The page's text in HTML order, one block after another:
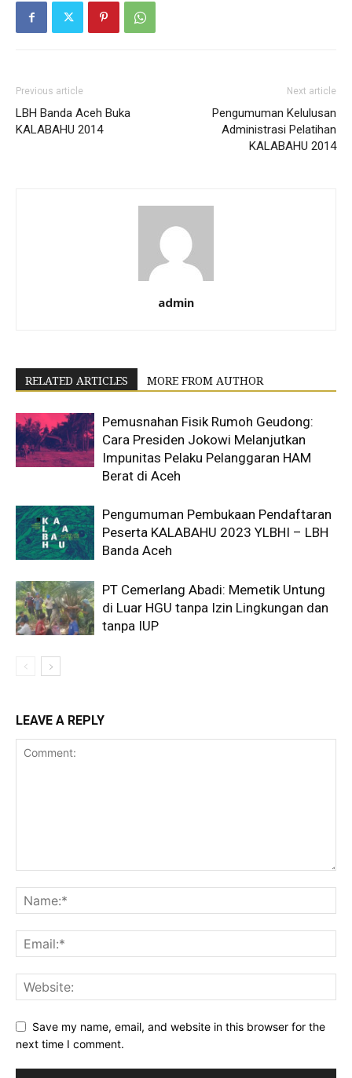
Previous article
LBH Banda Aceh Buka
KALABAHU 2014
Next article
Pengumuman Kelulusan
Administrasi Pelatihan
KALABAHU 2014
admin
RELATED ARTICLES MORE FROM AUTHOR
Pemusnahan Fisik Rumoh Geudong:
Cara Presiden Jokowi Melanjutkan
Impunitas Pelaku Pelanggaran HAM
Berat di Aceh
Pengumuman Pembukaan Pendaftaran
Peserta KALABAHU 2023 YLBHI – LBH
Banda Aceh
PT Cemerlang Abadi: Memetik Untung
di Luar HGU tanpa Izin Lingkungan dan
tanpa IUP
LEAVE A REPLY
Save my name, email, and website in this browser for the
next time I comment.